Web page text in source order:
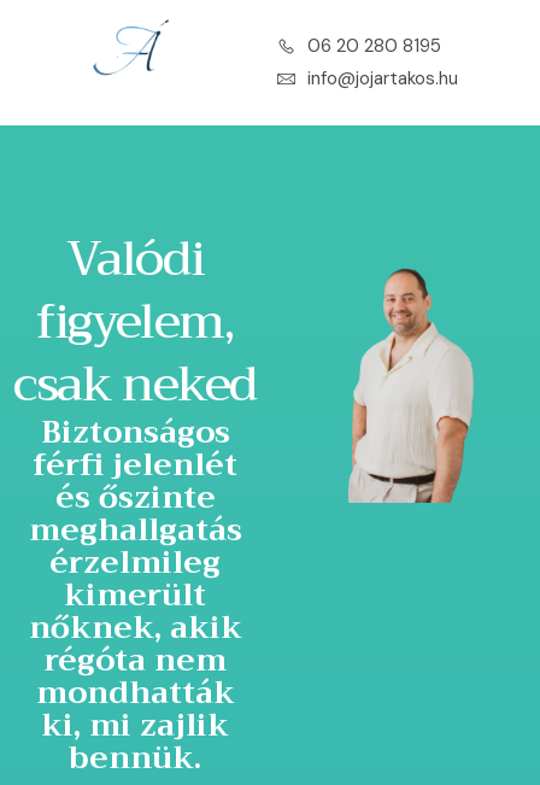
06 20 280 8195
info@jojartakos.hu
Valódi
figyelem,
csak neked
Biztonságos
férfi jelenlét
és őszinte
meghallgatás
érzelmileg
kimerült
nőknek, akik
régóta nem
mondhatták
ki, mi zajlik
bennük.